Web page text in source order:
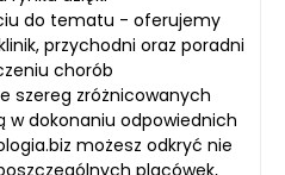
do tematu - oferujemy
przychodni oraz poradni
chorób
szereg zróżnicowanych
w dokonaniu odpowiednich
możesz odkryć nie
placówek,